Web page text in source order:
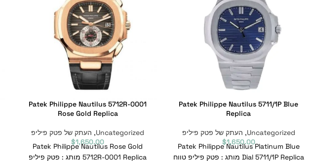
Patek Philippe Nautilus 5711/1P Blue
Replica
Uncategorized
, העתק של פטק פיליפ
$1,650.00
Patek Philippe Nautilus Platinum Blue
Dial 5711/1P Replica מותג : פטק פיליפ טווח
Patek Philippe Nautilus 5712R-0001
Rose Gold Replica
Uncategorized
, העתק של פטק פיליפ
$1,650.00
Patek Philippe Nautilus Rose Gold
5712R-0001 Replica מותג : פטק פיליפ